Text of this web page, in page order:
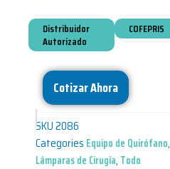
Distribuidor
Autorizado
COFEPRIS
Cotizar Ahora
SKU2086
Categories Equipo de Quirófano,
Lámparas de Cirugía, Todo